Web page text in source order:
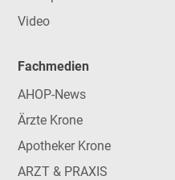
Video
Fachmedien
AHOP-News
Ärzte Krone
Apotheker Krone
ARZT & PRAXIS